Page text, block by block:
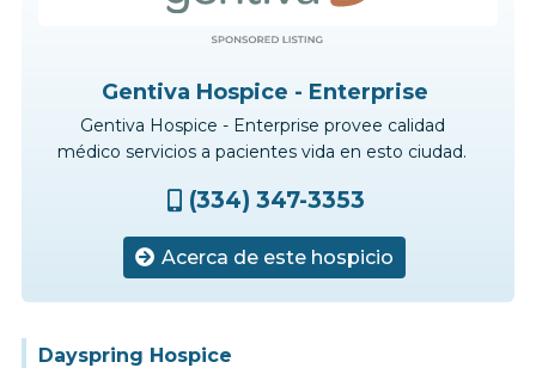
Gentiva Hospice - Enterprise
Gentiva Hospice - Enterprise provee calidad
médico servicios a pacientes vida en esto ciudad.
 (334) 347-3353
 Acerca de este hospicio
Dayspring Hospice